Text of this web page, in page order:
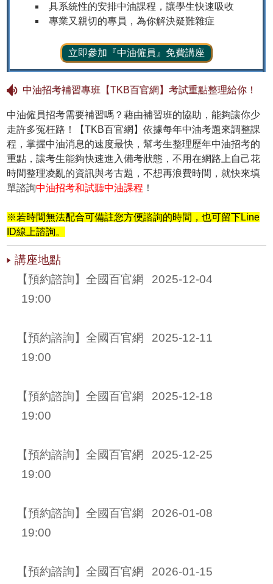
具系統性的安排中油課程，讓學生快速吸收
專業又親切的專員，為你解決疑難雜症
立即參加『中油僱員』免費講座
中油招考補習專班【TKB百官網】考試重點整理給你！
中油僱員招考需要補習嗎？藉由補習班的協助，能夠讓你少
走許多冤枉路！【TKB百官網】依據每年中油考題來調整課
程，掌握中油消息的速度最快，幫考生整理歷年中油招考的
重點，讓考生能夠快速進入備考狀態，不用在網路上自己花
時間整理凌亂的資訊與考古題，不想再浪費時間，就快來填
單諮詢中油招考和試聽中油課程 ！
※若時間無法配合可備註您方便諮詢的時間，也可留下Line
ID線上諮詢。
講座地點
【預約諮詢】全國百官網
2025-12-04
19:00
【預約諮詢】全國百官網
2025-12-11
19:00
【預約諮詢】全國百官網
2025-12-18
19:00
【預約諮詢】全國百官網
2025-12-25
19:00
【預約諮詢】全國百官網
2026-01-08
19:00
【預約諮詢】全國百官網
2026-01-15